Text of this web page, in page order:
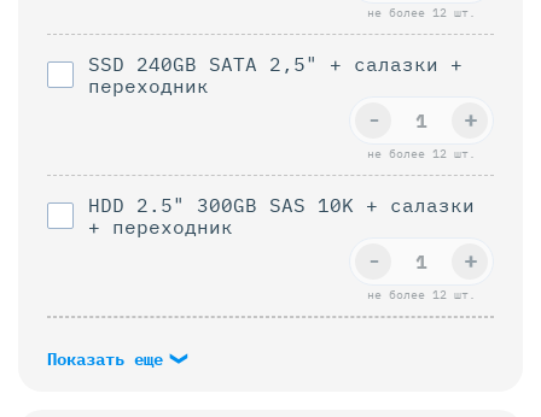
не более 12 шт.
SSD 240GB SATA 2,5" + салазки +
переходник
не более 12 шт.
+
-
HDD 2.5" 300GB SAS 10K + салазки
+ переходник
не более 12 шт.
+
-
Показать еще